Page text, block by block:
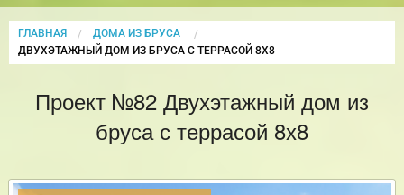
ГЛАВНАЯ
ДОМА ИЗ БРУСА
CURRENT:
ДВУХЭТАЖНЫЙ ДОМ ИЗ БРУСА С ТЕРРАСОЙ 8Х8
Проект №82 Двухэтажный дом из
бруса с террасой 8х8